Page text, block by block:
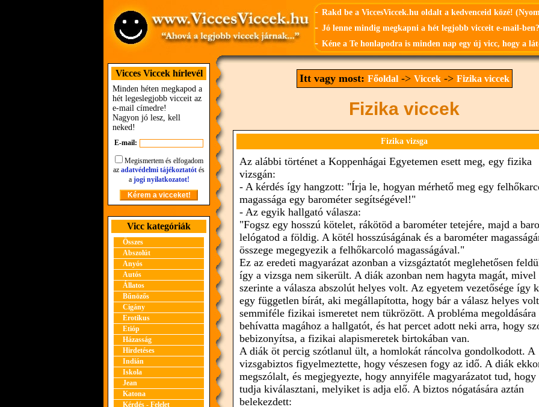
- Rakd be a ViccesViccek.hu oldalt a kedvenceid közé!
- Jó lenne mindig megkapni a hét legjobb vicceit e-mail-
- Kéne a Te honlapodra is minden nap egy új vicc, hogy a
Vicces Viccek hírlevél
Minden héten megkapod a
hét legeslegjobb vicceit az
e-mail címedre!
Nagyon jó lesz, kell
neked!
E-mail:
Megismertem és elfogadom
az adatvédelmi tájékoztatót és
a jogi nyilatkozatot!
Vicc kategóriák
Összes
Abszolút
Anyós
Autós
Állatos
Bűnözős
Cigány
Erotikus
Etióp
Házasság
Hirdetéses
Indián
Iskola
Jean
Katona
Kérdés - Felelet
Itt vagy most: Főoldal-> Viccek-> Fizika viccek
Fizika viccek
Fizika vizsga
Az alábbi történet a Koppenhágai Egyetemen esett meg, egy fizika
vizsgán:
- A kérdés így hangzott: "Írja le, hogyan mérhető meg egy
magassága egy barométer segítségével!"
- Az egyik hallgató válasza:
"Fogsz egy hosszú kötelet, rákötöd a barométer tetejére, majd a
lelógatod a földig. A kötél hosszúságának és a barométer
összege megegyezik a felhőkarcoló magasságával."
Ez az eredeti magyarázat azonban a vizsgáztatót meglehetősen
így a vizsga nem sikerült. A diák azonban nem hagyta magát, mivel
szerinte a válasza abszolút helyes volt. Az egyetem vezetősége így
egy független bírát, aki megállapította, hogy bár a válasz helyes
semmiféle fizikai ismeretet nem tükrözött. A probléma megoldására
behívatta magához a hallgatót, és hat percet adott neki arra, hogy
bebizonyítsa, a fizikai alapismeretek birtokában van.
A diák öt percig szótlanul ült, a homlokát ráncolva gondolkodott. A
vizsgabiztos figyelmeztette, hogy vészesen fogy az idő. A diák
megszólalt, és megjegyezte, hogy annyiféle magyarázatot tud, hogy
tudja kiválasztani, melyiket is adja elő. A biztos nógatására aztán
belekezdett: